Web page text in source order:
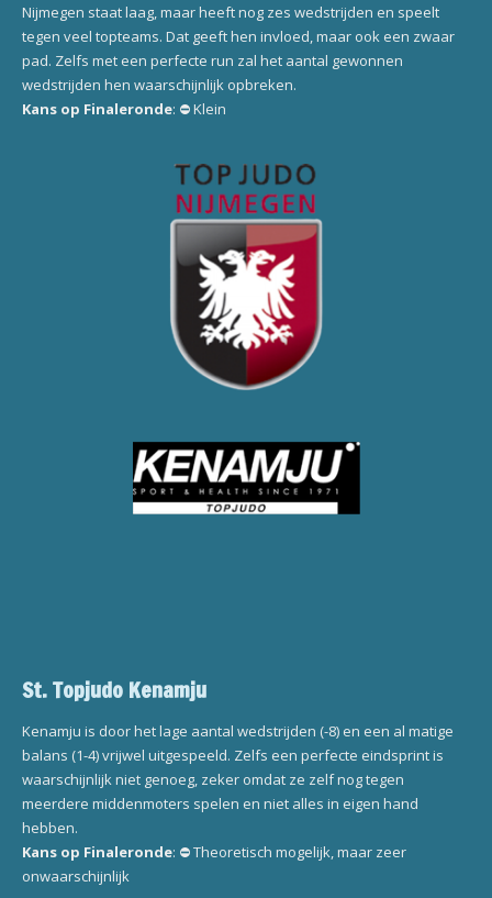
Nijmegen staat laag, maar heeft nog zes wedstrijden en speelt
tegen veel topteams. Dat geeft hen invloed, maar ook een zwaar
pad. Zelfs met een perfecte run zal het aantal gewonnen
wedstrijden hen waarschijnlijk opbreken.
Kans op Finaleronde: ⛔ Klein
St. Topjudo Kenamju
Kenamju is door het lage aantal wedstrijden (-8) en een al matige
balans (1-4) vrijwel uitgespeeld. Zelfs een perfecte eindsprint is
waarschijnlijk niet genoeg, zeker omdat ze zelf nog tegen
meerdere middenmoters spelen en niet alles in eigen hand
hebben.
Kans op Finaleronde: ⛔ Theoretisch mogelijk, maar zeer
onwaarschijnlijk